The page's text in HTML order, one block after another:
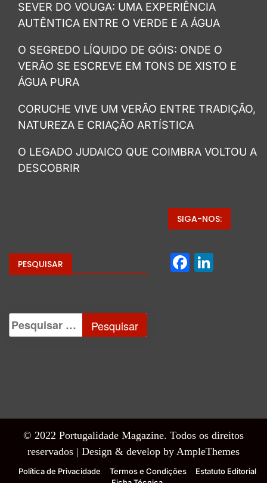
SEVER DO VOUGA: UMA EXPERIÊNCIA
AUTÊNTICA ENTRE O VERDE E A ÁGUA
O SEGREDO LÍQUIDO DE GÓIS: ONDE O
VERÃO SE ESCREVE EM TONS DE XISTO E
ÁGUA PURA
CORUCHE VIVE UM VERÃO ENTRE TRADIÇÃO,
NATUREZA E CRIAÇÃO ARTÍSTICA
O LEGADO JUDAICO QUE COIMBRA VOLTOU A
DESCOBRIR
PESQUISAR
SIGA-NOS:
© 2022 Portugalidade Magazine. Todos os direitos
reservados | Design & develop by AmpleThemes
Política de Privacidade Termos e Condições
Estatuto Editorial